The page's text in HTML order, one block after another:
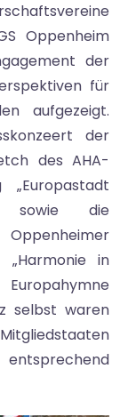
Oppenheim
der
für
aufgezeigt.
der
des AHA-
„Europastadt
sowie die
in
selbst waren